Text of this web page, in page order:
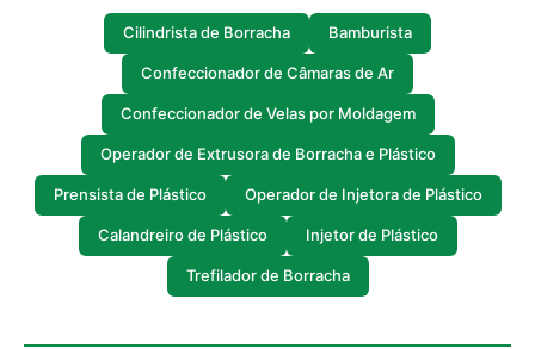
Cilindrista de Borracha Bamburista
Confeccionador de Câmaras de Ar
Confeccionador de Velas por Moldagem
Operador de Extrusora de Borracha e Plástico
Prensista de Plástico Operador de Injetora de Plástico
Calandreiro de Plástico Injetor de Plástico
Trefilador de Borracha